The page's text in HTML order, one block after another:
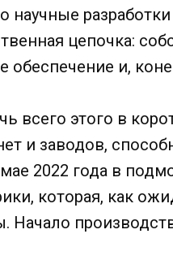
цепочка:
обеспечение и,
всего этого в
и заводов,
2022 года в
которая, как
Начало